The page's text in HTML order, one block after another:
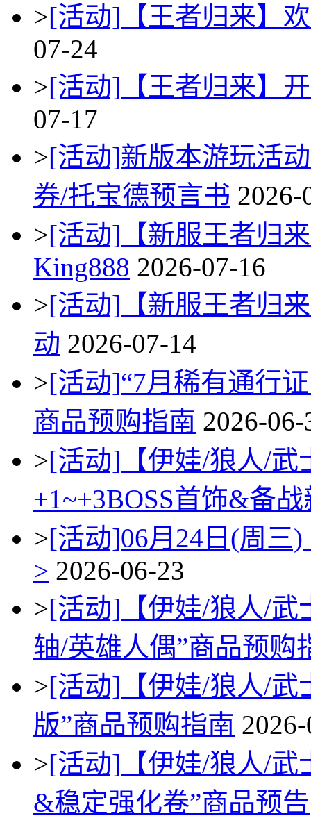
>[活动] 【王者归来】
07-24
>[活动] 【王者归来】
07-17
>[活动]新版本游玩活
券/托宝德预言书 2026-
>[活动] 【新服王者归
King888 2026-07-16
>[活动] 【新服王者归
动 2026-07-14
>[活动]“7月稀有通行
商品预购指南 2026-06-
>[活动] 【伊娃/狼人/
+1~+3BOSS首饰&备
>[活动]06月24日(周三
> 2026-06-23
>[活动] 【伊娃/狼人/
轴/英雄人偶”商品预购
>[活动] 【伊娃/狼人/
版”商品预购指南
>[活动] 【伊娃/狼人/
&稳定强化卷”商品预告